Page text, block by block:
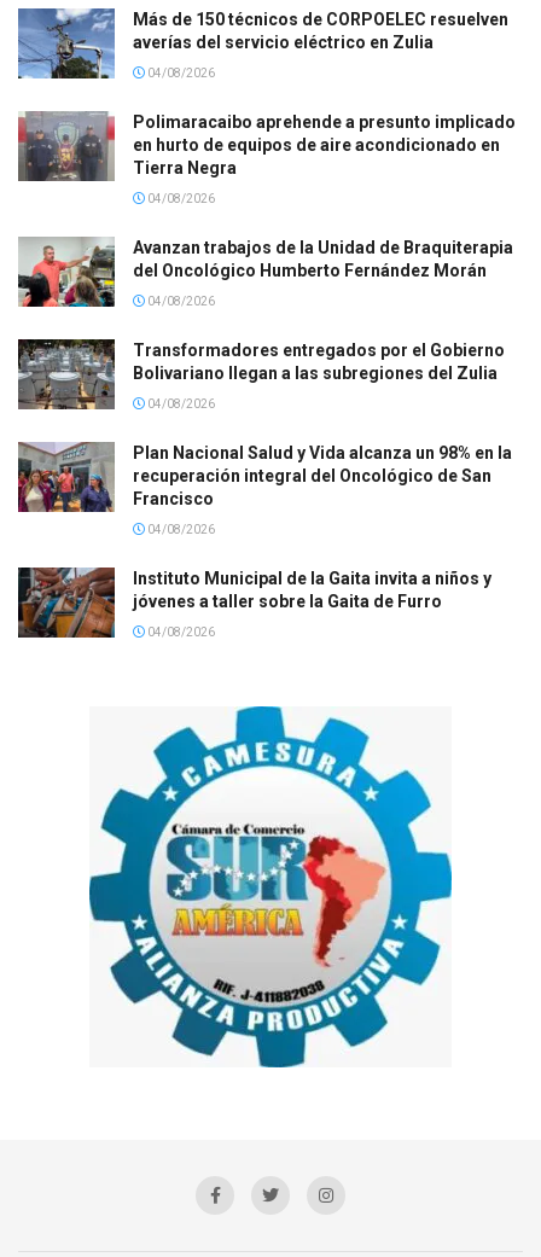
Más de 150 técnicos de CORPOELEC resuelven
averías del servicio eléctrico en Zulia
04/08/2026
Polimaracaibo aprehende a presunto implicado
en hurto de equipos de aire acondicionado en
Tierra Negra
04/08/2026
Avanzan trabajos de la Unidad de Braquiterapia
del Oncológico Humberto Fernández Morán
04/08/2026
Transformadores entregados por el Gobierno
Bolivariano llegan a las subregiones del Zulia
04/08/2026
Plan Nacional Salud y Vida alcanza un 98% en la
recuperación integral del Oncológico de San
Francisco
04/08/2026
Instituto Municipal de la Gaita invita a niños y
jóvenes a taller sobre la Gaita de Furro
04/08/2026